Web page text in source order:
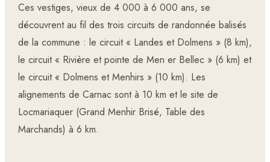
Ces vestiges, vieux de 4 000 à 6 000 ans, se
découvrent au fil des trois circuits de randonnée balisés
de la commune : le circuit « Landes et Dolmens » (8 km),
le circuit « Rivière et pointe de Men er Bellec » (6 km) et
le circuit « Dolmens et Menhirs » (10 km). Les
alignements de Carnacsont à 10 km et le site de
Locmariaquer(Grand Menhir Brisé, Table des
Marchands) à 6 km.